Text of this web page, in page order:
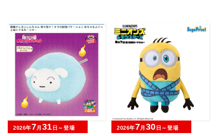
2026年7月 31 日～登場 2026年7月 30 日～登場